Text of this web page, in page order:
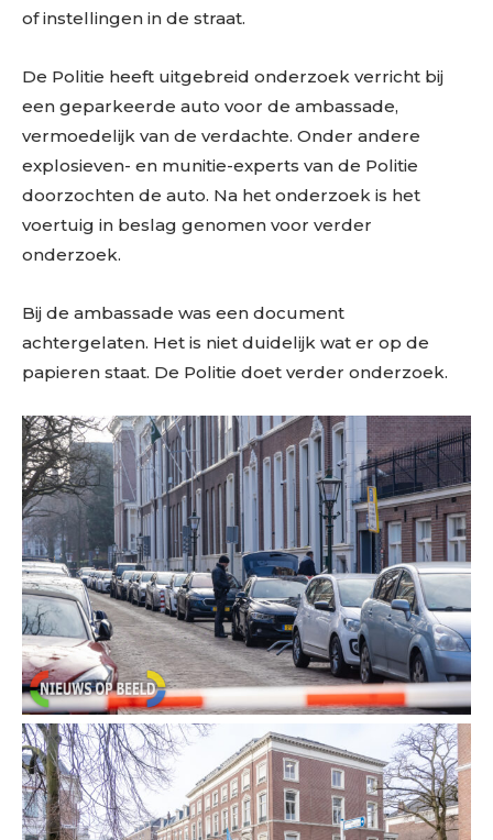
of instellingen in de straat.
De Politie heeft uitgebreid onderzoek verricht bij
een geparkeerde auto voor de ambassade,
vermoedelijk van de verdachte. Onder andere
explosieven- en munitie-experts van de Politie
doorzochten de auto. Na het onderzoek is het
voertuig in beslag genomen voor verder
onderzoek.
Bij de ambassade was een document
achtergelaten. Het is niet duidelijk wat er op de
papieren staat. De Politie doet verder onderzoek.